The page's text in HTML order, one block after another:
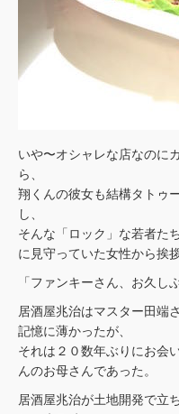
いや〜オシャレな店なのに
ら、
翔くんの彼女も結構タトゥ
し、
そんな「ロック」な若者た
に見守っていた女性から挨
「ファンキーさん、お久し
居酒屋兆治はマスター田端
記憶に薄かったが、
それは２０数年ぶりにお会
んのお母さんであった。
居酒屋兆治が土地開発で立